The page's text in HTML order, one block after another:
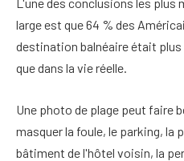
L'une des conclusions les plus
large est que 64 % des
destination balnéaire était plus
que dans la vie réelle.
Une photo de plage peut faire
masquer la foule, le parking, la
bâtiment de l'hôtel voisin, la